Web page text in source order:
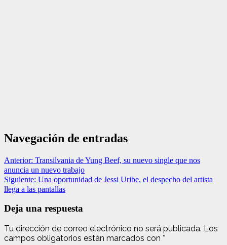
Navegación de entradas
Anterior: Transilvania de Yung Beef, su nuevo single que nos
anuncia un nuevo trabajo
Siguiente: Una oportunidad de Jessi Uribe, el despecho del artista
llega a las pantallas
Deja una respuesta
Tu dirección de correo electrónico no será publicada. Los
campos obligatorios están marcados con *